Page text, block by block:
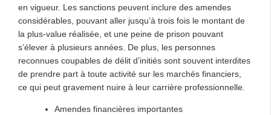
en vigueur. Les sanctions peuvent inclure des amendes
considérables, pouvant aller jusqu’à trois fois le montant de
la plus-value réalisée, et une peine de prison pouvant
s’élever à plusieurs années. De plus, les personnes
reconnues coupables de délit d’initiés sont souvent interdites
de prendre part à toute activité sur les marchés financiers,
ce qui peut gravement nuire à leur carrière professionnelle.
Amendes financières importantes